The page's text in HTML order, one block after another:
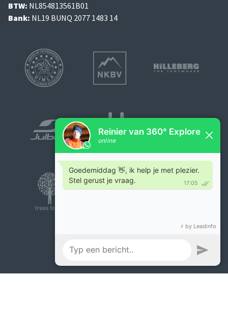
BTW: NL854813561B01
Bank: NL19 BUNQ 2077 1483 14